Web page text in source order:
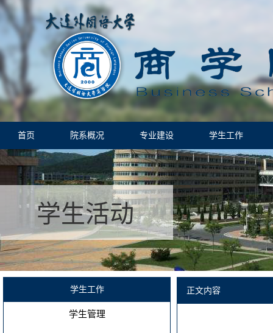
首页 院系概况 专业建设 学生工作
学生活动
学生工作
学生管理
正文内容